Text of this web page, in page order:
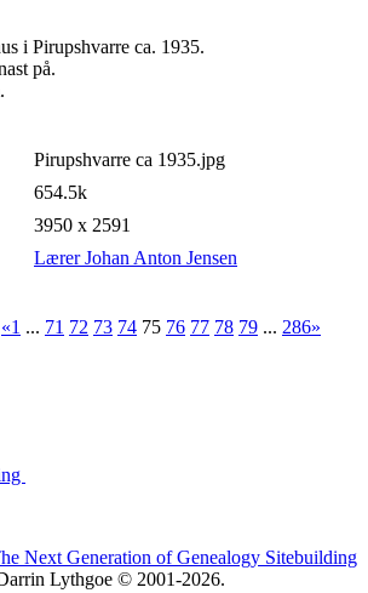
i Pirupshvarre ca. 1935.
på.
Pirupshvarre ca 1935.jpg
654.5k
3950 x 2591
Lærer Johan Anton Jensen
«1 ... 71 72 73 74 75 76 77 78 79 ... 286»
Next Generation of Genealogy Sitebuilding
Lythgoe © 2001-2026.